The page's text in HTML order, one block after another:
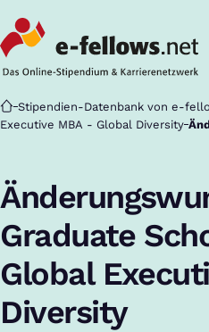
Startseite
Stipendien-Datenbank von e-
Executive MBA - Global Diversity
Graduate
Global
Diversity